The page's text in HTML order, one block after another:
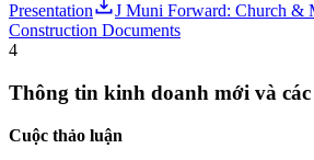
Presentation
J Muni Forward: Church &
Construction Documents
4
Thông tin kinh doanh mới và
Cuộc thảo luận